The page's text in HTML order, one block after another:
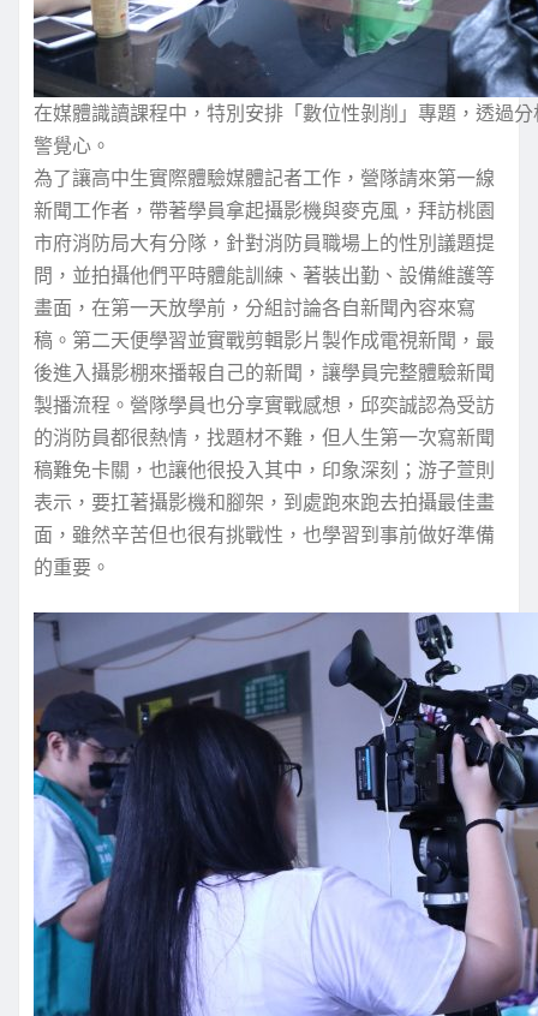
在媒體識讀課程中，特別安排「數位性剝削」專題，透過
警覺心。
為了讓高中生實際體驗媒體記者工作，營隊請來第一線
新聞工作者，帶著學員拿起攝影機與麥克風，拜訪桃園
市府消防局大有分隊，針對消防員職場上的性別議題提
問，並拍攝他們平時體能訓練、著裝出勤、設備維護等
畫面，在第一天放學前，分組討論各自新聞內容來寫
稿。第二天便學習並實戰剪輯影片製作成電視新聞，最
後進入攝影棚來播報自己的新聞，讓學員完整體驗新聞
製播流程。營隊學員也分享實戰感想，邱奕誠認為受訪
的消防員都很熱情，找題材不難，但人生第一次寫新聞
稿難免卡關，也讓他很投入其中，印象深刻；游子萱則
表示，要扛著攝影機和腳架，到處跑來跑去拍攝最佳畫
面，雖然辛苦但也很有挑戰性，也學習到事前做好準備
的重要。